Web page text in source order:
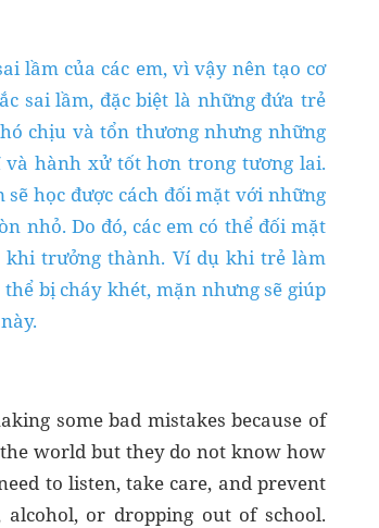
lầm của các em, vì vậy nên tạo cơ
sai lầm, đặc biệt là những đứa trẻ
chịu và tổn thương nhưng những
hành xử tốt hơn trong tương lai.
học được cách đối mặt với những
nhỏ. Do đó, các em có thể đối mặt
trưởng thành. Ví dụ khi trẻ làm
bị cháy khét, mặn nhưng sẽ giúp
some bad mistakes because of
world but they do not know how
to listen, take care, and prevent
or dropping out of school.